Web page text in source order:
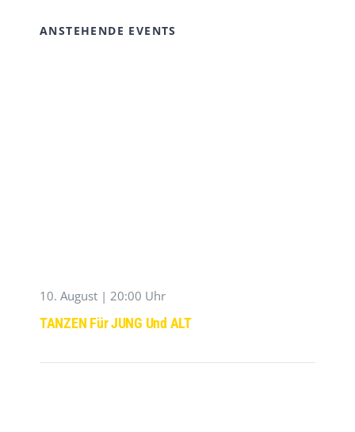
ANSTEHENDE EVENTS
10. August | 20:00 Uhr
TANZEN Für JUNG Und ALT